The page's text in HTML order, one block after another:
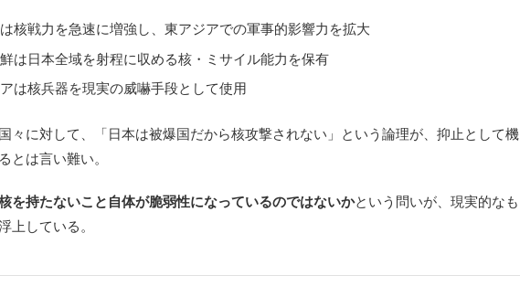
核戦力を急速に増強し、東アジアでの軍事的影響力を拡大
は日本全域を射程に収める核・ミサイル能力を保有
は核兵器を現実の威嚇手段として使用
々に対して、「日本は被爆国だから核攻撃されない」という論理が、抑止として機
とは言い難い。
を持たないこと自体が脆弱性になっているのではないかという問いが、現実的なも
上している。